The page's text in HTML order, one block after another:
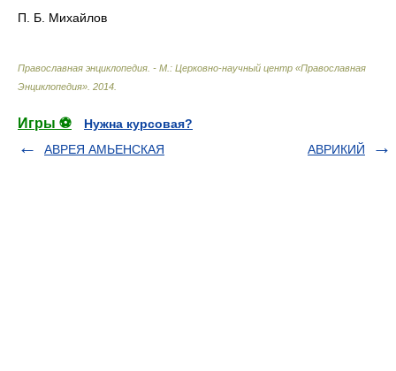
П. Б. Михайлов
Православная энциклопедия. - М.: Церковно-научный центр «Православная
Энциклопедия» 2014
Игры ⚽
Нужна курсовая?
АВРЕЯ АМЬЕНСКАЯ
АВРИКИЙ